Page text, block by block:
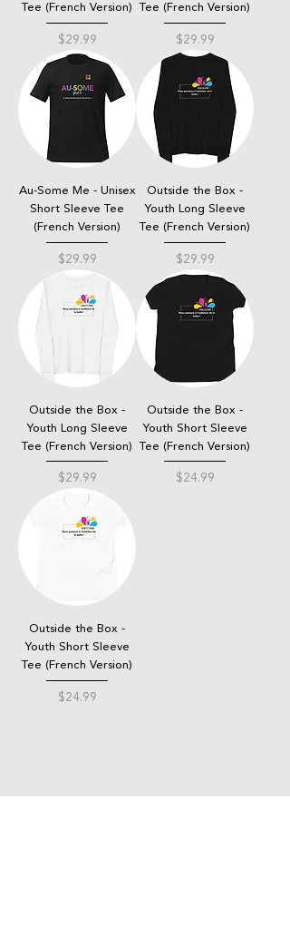
Tee (French Version)
Price
$29.99
Tee (French Version)
Price
$29.99
Au-Some Me - Unisex
Short Sleeve Tee
(French Version)
Price
$29.99
Outside the Box -
Youth Long Sleeve
Tee (French Version)
Price
$29.99
Outside the Box -
Youth Long Sleeve
Tee (French Version)
Price
$29.99
Outside the Box -
Youth Short Sleeve
Tee (French Version)
Price
$24.99
Outside the Box -
Youth Short Sleeve
Tee (French Version)
Price
$24.99